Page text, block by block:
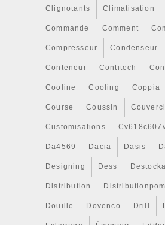
Clignotants Climatisation
Commande Comment
Compresseur Condenseur
Conteneur Contitech
Cooline Cooling Coppia
Course Coussin
Customisations
Da4569 Dacia Dasis
Designing Dess
Distribution
Douille Dovenco Drill
Le remboursement
même méthode que
article est
quelque chose de
veuillez nous le
rembourserons
réception du
pour tous vos envois.
5.2 LP560 Eau Droit
vente depuis le
catégorie « Auto,
« bency_emm » et
être livré partout
Marque: – Sans